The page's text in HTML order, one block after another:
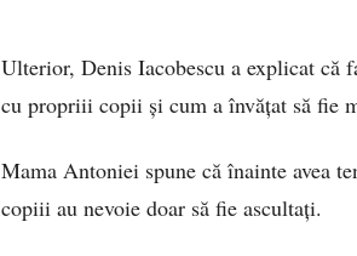
Ulterior, Denis Iacobescu a explicat că
cu propriii copii și cum a învățat să fie
Mama Antoniei spune că înainte avea
copiii au nevoie doar să fie ascultați.